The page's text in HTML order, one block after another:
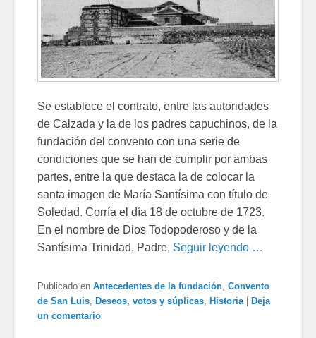
Se establece el contrato, entre las autoridades
de Calzada y la de los padres capuchinos, de la
fundación del convento con una serie de
condiciones que se han de cumplir por ambas
partes, entre la que destaca la de colocar la
santa imagen de María Santísima con título de
Soledad. Corría el día 18 de octubre de 1723.
En el nombre de Dios Todopoderoso y de la
Santísima Trinidad, Padre, Seguir leyendo …
Publicado en Antecedentes de la fundación ,Convento
de San Luis ,Deseos, votos y súplicas ,Historia |Deja
un comentario